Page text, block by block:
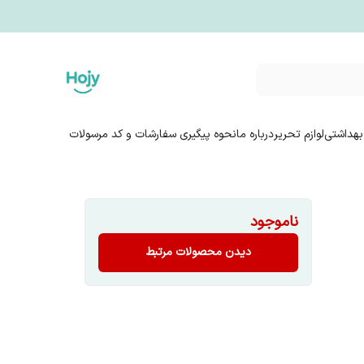
لوازم تحریردرباره مانحوه پیگیری سفارشات و کد مرسولات
ناموجود
دیدن محصولات مرتبط